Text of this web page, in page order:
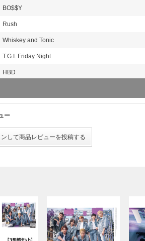
BO$$Y
Rush
Whiskey and Tonic
T.G.I. Friday Night
HBD
Staying with you
Underdogs
（Blu-ray）
・T.G.I. Friday Night -Video Clip-
ー